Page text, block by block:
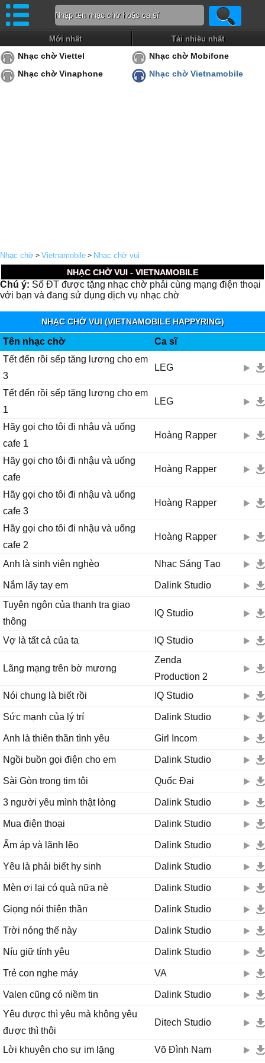
Mới nhất Tải nhiều nhất
Nhạc chờ Viettel
Nhạc chờ Mobifone
Nhạc chờ Vinaphone
Nhạc chờ Vietnamobile
Nhạc chờ > Vietnamobile > Nhạc chờ vui
NHẠC CHỜ VUI - VIETNAMOBILE
Chú ý: Số ĐT được tặng nhạc chờ phải cùng mạng điện thoại
với bạn và đang sử dụng dịch vụ nhạc chờ
NHẠC CHỜ VUI (VIETNAMOBILE HAPPYRING)
Tên nhạc chờ
Ca sĩ
Tết đến rồi sếp tăng lương cho em
3
LEG
Tết đến rồi sếp tăng lương cho em
1
LEG
Hãy gọi cho tôi đi nhậu và uống
cafe 1
Hoàng Rapper
Hãy gọi cho tôi đi nhậu và uống
cafe
Hoàng Rapper
Hãy gọi cho tôi đi nhậu và uống
cafe 3
Hoàng Rapper
Hãy gọi cho tôi đi nhậu và uống
cafe 2
Hoàng Rapper
Anh là sinh viên nghèo Nhạc Sáng Tạo
Nắm lấy tay em
Dalink Studio
Tuyên ngôn của thanh tra giao
thông
IQ Studio
Vợ là tất cả của ta IQ Studio
Lãng mạng trên bờ mương
Zenda
Production 2
Nói chung là biết rồi
IQ Studio
Sức mạnh của lý trí Dalink Studio
Anh là thiên thần tình yêu Girl Incom
Ngồi buồn gọi điện cho em Dalink Studio
Sài Gòn trong tim tôi Quốc Đại
3 người yêu mình thật lòng Dalink Studio
Mua điện thoại Dalink Studio
Ấm áp và lãnh lẽo Dalink Studio
Yêu là phải biết hy sinh Dalink Studio
Mèn ơi lại có quà nữa nè Dalink Studio
Giọng nói thiên thần Dalink Studio
Trời nóng thế này Dalink Studio
Níu giữ tính yêu Dalink Studio
Trẻ con nghe máy VA
Valen cũng có niềm tin
Dalink Studio
Yêu được thì yêu mà không yêu
được thì thôi
Ditech Studio
Lời khuyên cho sự im lặng Võ Đình Nam